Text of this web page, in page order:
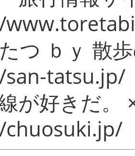
つ ｂｙ 散
tatsu.jp/
が好きだ。